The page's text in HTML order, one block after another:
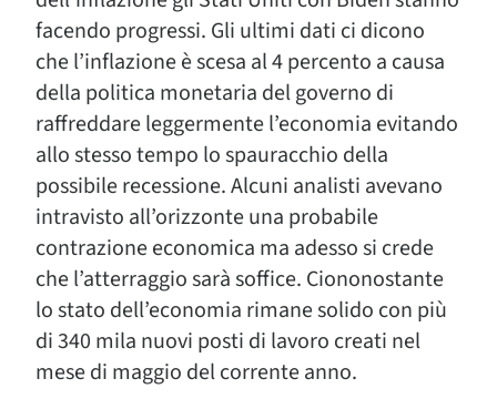
facendo progressi. Gli ultimi dati ci dicono
che l’inflazione è scesa al 4 percento a causa
della politica monetaria del governo di
raffreddare leggermente l’economia evitando
allo stesso tempo lo spauracchio della
possibile recessione. Alcuni analisti avevano
intravisto all’orizzonte una probabile
contrazione economica ma adesso si crede
che l’atterraggio sarà soffice. Ciononostante
lo stato dell’economia rimane solido con più
di 340 mila nuovi posti di lavoro creati nel
mese di maggio del corrente anno.